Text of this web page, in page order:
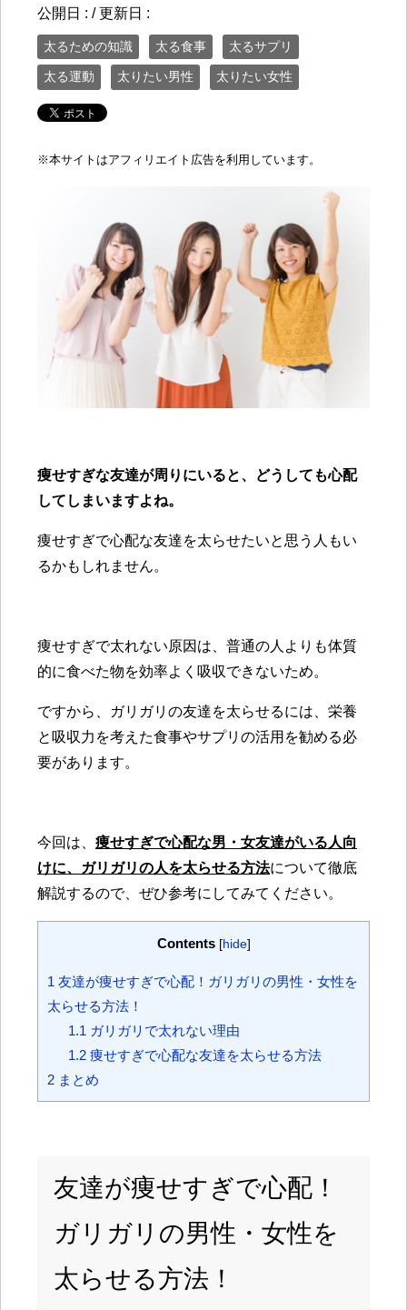
公開日 : / 更新日 :
太るための知識 太る食事 太るサプリ
太る運動 太りたい男性 太りたい女性
※本サイトはアフィリエイト広告を利用しています。
痩せすぎな友達が周りにいると、どうしても心配
してしまいますよね。
痩せすぎで心配な友達を太らせたいと思う人もい
るかもしれません。
痩せすぎで太れない原因は、普通の人よりも体質
的に食べた物を効率よく吸収できないため。
ですから、ガリガリの友達を太らせるには、栄養
と吸収力を考えた食事やサプリの活用を勧める必
要があります。
今回は、 痩せすぎで心配な男・女友達がいる人向
けに、ガリガリの人を太らせる方法について徹底
解説するので、ぜひ参考にしてみてください。
Contents [hide]
1 友達が痩せすぎで心配！ガリガリの男性・女性を
太らせる方法！
1.1 ガリガリで太れない理由
1.2痩せすぎで心配な友達を太らせる方法
2 まとめ
友達が痩せすぎで心配！
ガリガリの男性・女性を
太らせる方法！